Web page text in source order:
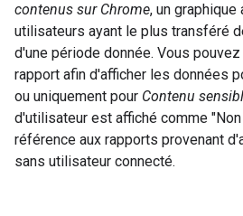
contenus sur Chrome, un
utilisateurs ayant le plus transféré
d'une période donnée. Vous
rapport afin d'afficher les données
ou uniquement pour Contenu
d'utilisateur est affiché comme
référence aux rapports provenant
sans utilisateur connecté.